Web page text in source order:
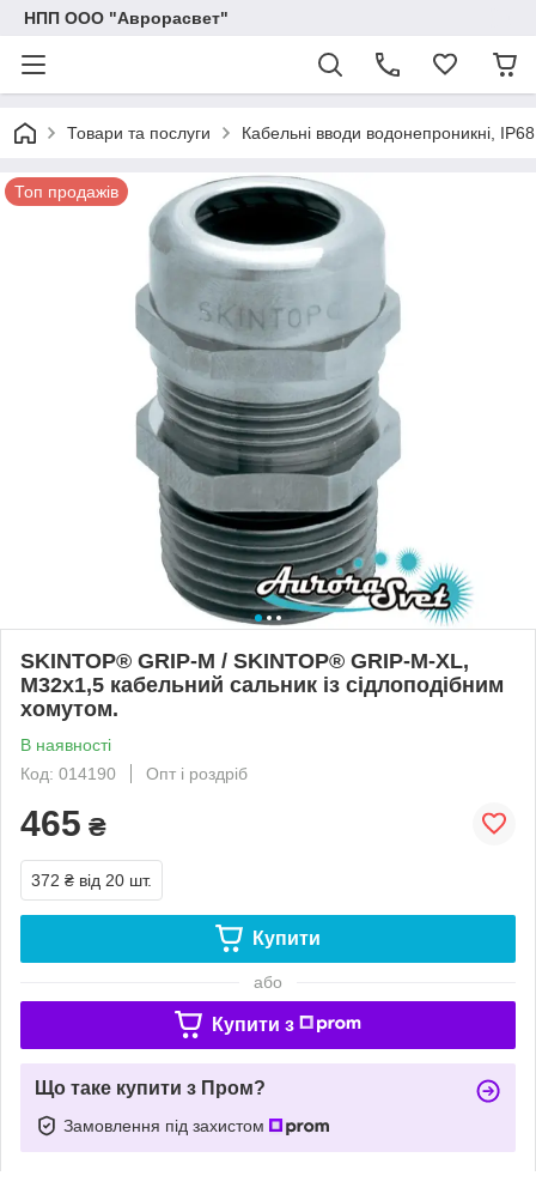
НПП ООО "Аврорасвет"
Товари та послуги Кабельні вводи водонепроникні,
Топ продажів
SKINTOP® GRIP-M / SKINTOP® GRIP-M-XL,
M32x1,5 кабельний сальник із сідлоподібним
хомутом.
В наявності
Код: 014190
Опт і роздріб
465 ₴
372 ₴ від 20 шт.
Купити
або
Купити з
Що таке купити з Пром?
Замовлення під захистом